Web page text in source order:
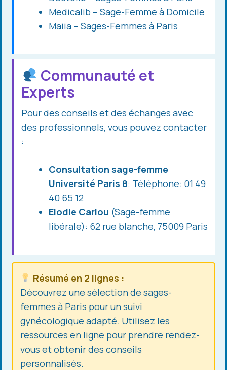
Medicalib – Sage-Femme à Domicile
Maiia – Sages-Femmes à Paris
Communauté et
Experts
Pour des conseils et des échanges avec
des professionnels, vous pouvez contacter
:
Consultation sage-femme
Université Paris 8: Téléphone: 01 49
40 65 12
Elodie Cariou (Sage-femme
libérale): 62 rue blanche, 75009 Paris
Résumé en 2 lignes :
Découvrez une sélection de sages-
femmes à Paris pour un suivi
gynécologique adapté. Utilisez les
ressources en ligne pour prendre rendez-
vous et obtenir des conseils
personnalisés.